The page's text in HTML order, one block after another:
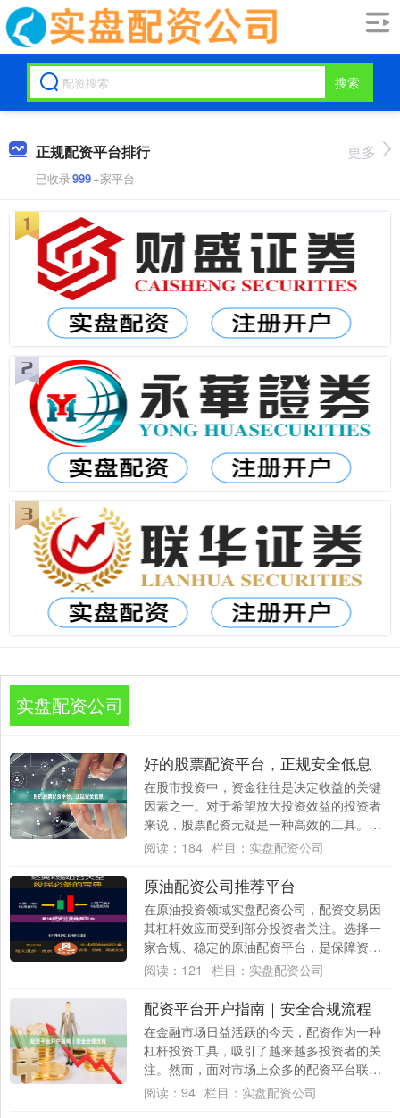
搜索
正规配资平台排行
已收录999+家平台
更多
实盘配资公司
好的股票配资平台，正规安全低息
在股市投资中，资金往往是决定收益的关键
因素之一。对于希望放大投资效益的投资者
来说，股票配资无疑是一种高效的工具。然
而，面对市场上众多的配资平台实盘配资公
阅读： 184 栏目： 实盘配资公司
原油配资公司推荐平台
在原油投资领域实盘配资公司，配资交易因
其杠杆效应而受到部分投资者关注。选择一
家合规、稳定的原油配资平台，是保障资金
安全和交易体验的前提。本文将从行业现
阅读： 121 栏目： 实盘配资公司
配资平台开户指南｜安全合规流程
在金融市场日益活跃的今天，配资作为一种
杠杆投资工具，吸引了越来越多投资者的关
注。然而，面对市场上众多的配资平台联华
配资，如何选择安全合规的平台并顺利完成
阅读： 94 栏目： 实盘配资公司